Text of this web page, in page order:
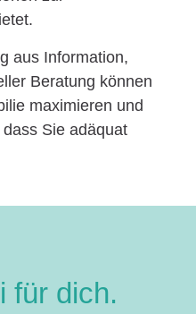
aus Information,
Beratung können
maximieren und
Sie adäquat
für dich.